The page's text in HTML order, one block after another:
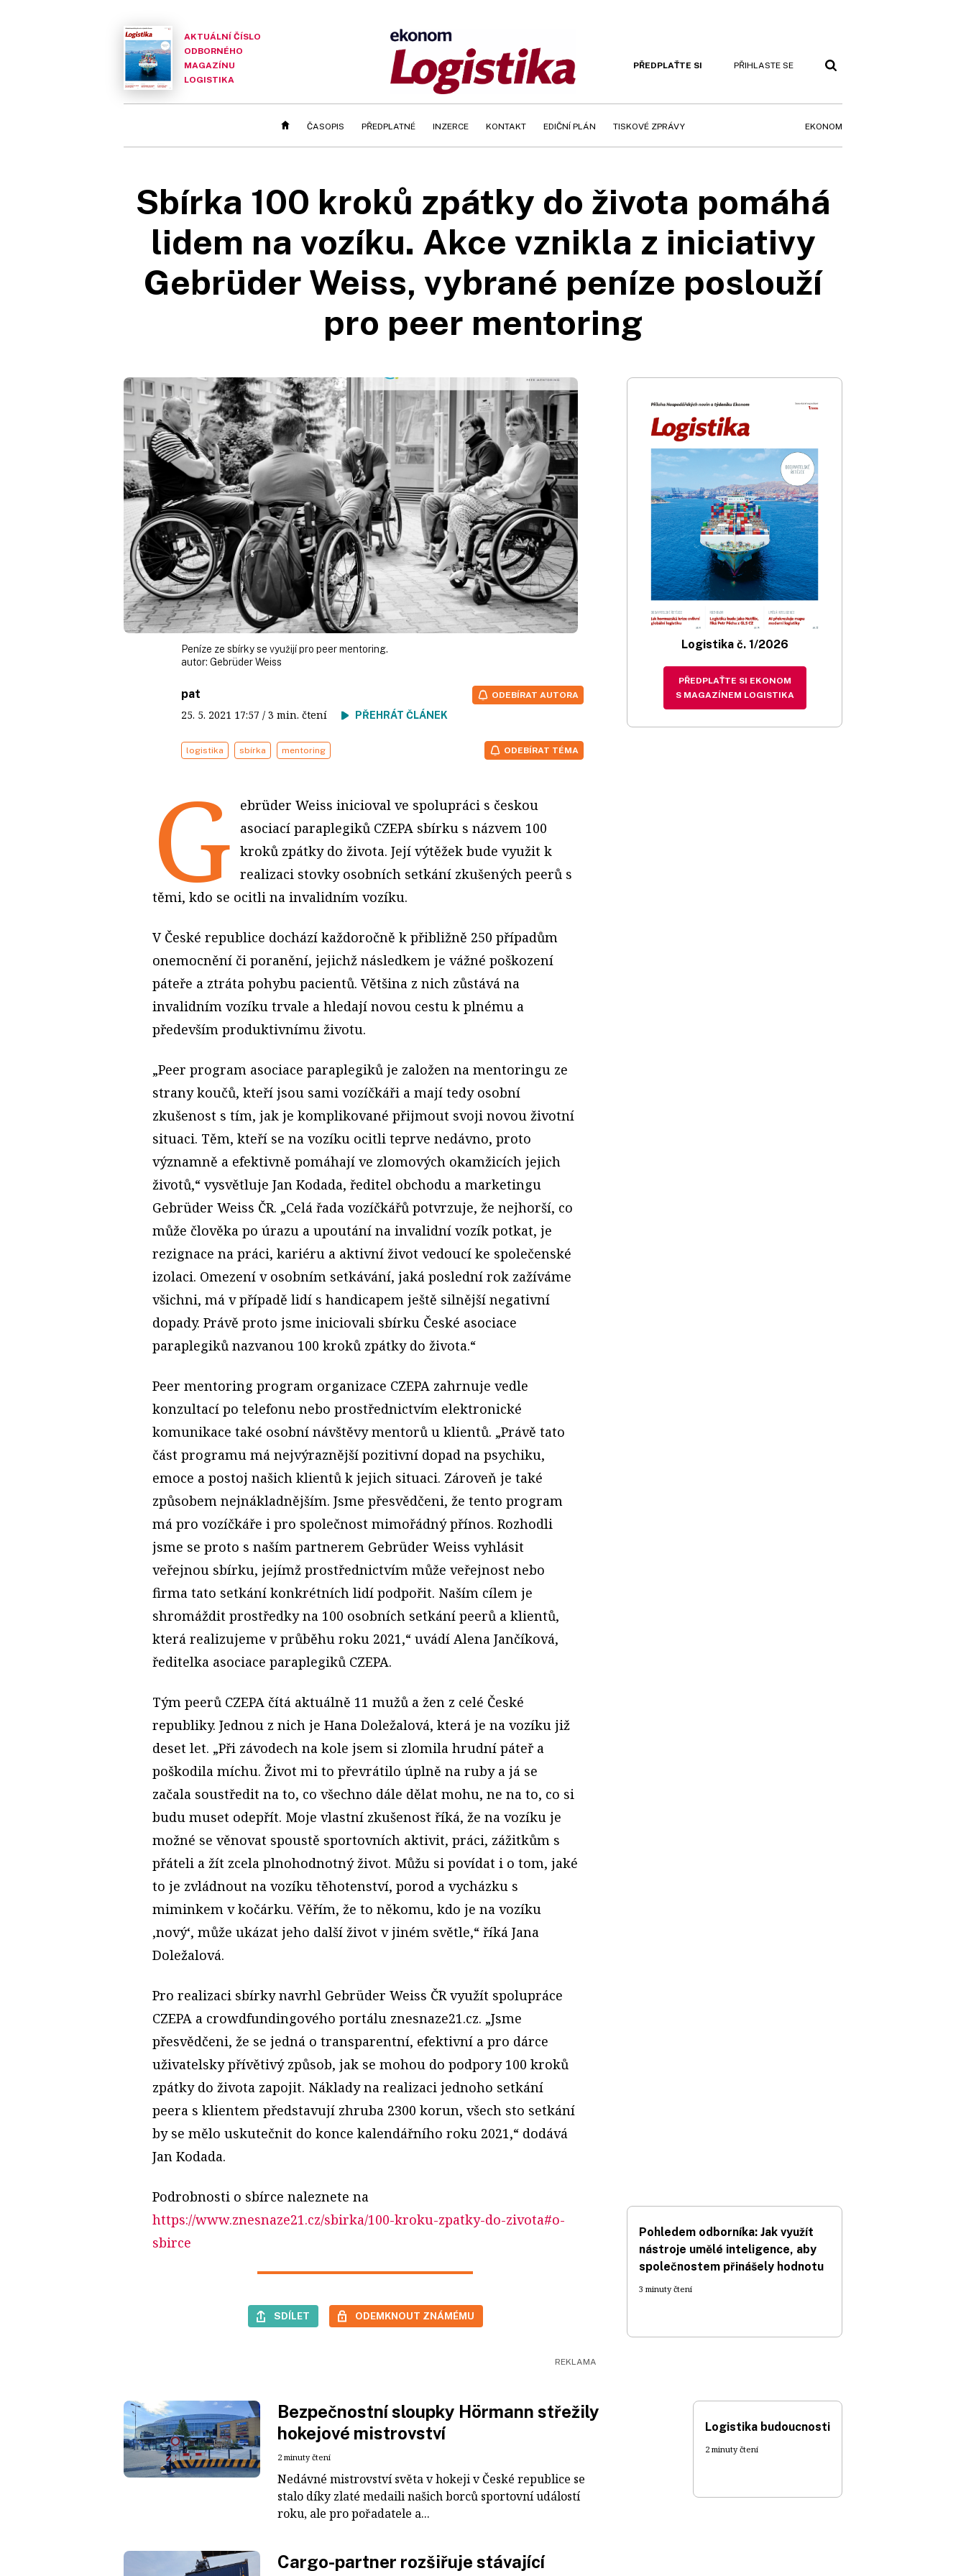
AKTUÁLNÍ ČÍSLO
ODBORNÉHO
MAGAZÍNU
LOGISTIKA
PŘEDPLAŤTE SI PŘIHLASTE SE
ČASOPIS PŘEDPLATNÉ INZERCE KONTAKT EDIČNÍ PLÁN TISKOVÉ ZPRÁVY EKONOM
Sbírka 100 kroků zpátky do života pomáhá
lidem na vozíku. Akce vznikla z iniciativy
Gebrüder Weiss, vybrané peníze poslouží
pro peer mentoring
Peníze ze sbírky se využijí pro peer mentoring.
autor: Gebrüder Weiss
pat
25. 5. 2021 17:57 / 3 min. čtení PŘEHRÁT ČLÁNEK
ODEBÍRAT AUTORA
logistika sbírka mentoring ODEBÍRAT TÉMA
G
ebrüder Weiss inicioval ve spolupráci s českou
asociací paraplegiků CZEPA sbírku s názvem 100
kroků zpátky do života. Její výtěžek bude využit k
realizaci stovky osobních setkání zkušených peerů s
těmi, kdo se ocitli na invalidním vozíku.
V České republice dochází každoročně k přibližně 250 případům
onemocnění či poranění, jejichž následkem je vážné poškození
páteře a ztráta pohybu pacientů. Většina z nich zůstává na
invalidním vozíku trvale a hledají novou cestu k plnému a
především produktivnímu životu.
„Peer program asociace paraplegiků je založen na mentoringu ze
strany koučů, kteří jsou sami vozíčkáři a mají tedy osobní
zkušenost s tím, jak je komplikované přijmout svoji novou životní
situaci. Těm, kteří se na vozíku ocitli teprve nedávno, proto
významně a efektivně pomáhají ve zlomových okamžicích jejich
životů,“ vysvětluje Jan Kodada, ředitel obchodu a marketingu
Gebrüder Weiss ČR. „Celá řada vozíčkářů potvrzuje, že nejhorší, co
může člověka po úrazu a upoutání na invalidní vozík potkat, je
rezignace na práci, kariéru a aktivní život vedoucí ke společenské
izolaci. Omezení v osobním setkávání, jaká poslední rok zažíváme
všichni, má v případě lidí s handicapem ještě silnější negativní
dopady. Právě proto jsme iniciovali sbírku České asociace
paraplegiků nazvanou 100 kroků zpátky do života.“
Peer mentoring program organizace CZEPA zahrnuje vedle
konzultací po telefonu nebo prostřednictvím elektronické
komunikace také osobní návštěvy mentorů u klientů. „Právě tato
část programu má nejvýraznější pozitivní dopad na psychiku,
emoce a postoj našich klientů k jejich situaci. Zároveň je také
způsobem nejnákladnějším. Jsme přesvědčeni, že tento program
má pro vozíčkáře i pro společnost mimořádný přínos. Rozhodli
jsme se proto s naším partnerem Gebrüder Weiss vyhlásit
veřejnou sbírku, jejímž prostřednictvím může veřejnost nebo
firma tato setkání konkrétních lidí podpořit. Naším cílem je
shromáždit prostředky na 100 osobních setkání peerů a klientů,
která realizujeme v průběhu roku 2021,“ uvádí Alena Jančíková,
ředitelka asociace paraplegiků CZEPA.
Tým peerů CZEPA čítá aktuálně 11 mužů a žen z celé České
republiky. Jednou z nich je Hana Doležalová, která je na vozíku již
deset let. „Při závodech na kole jsem si zlomila hrudní páteř a
poškodila míchu. Život mi to převrátilo úplně na ruby a já se
začala soustředit na to, co všechno dále dělat mohu, ne na to, co si
budu muset odepřít. Moje vlastní zkušenost říká, že na vozíku je
možné se věnovat spoustě sportovních aktivit, práci, zážitkům s
přáteli a žít zcela plnohodnotný život. Můžu si povídat i o tom, jaké
to je zvládnout na vozíku těhotenství, porod a vycházku s
miminkem v kočárku. Věřím, že to někomu, kdo je na vozíku
‚nový‘, může ukázat jeho další život v jiném světle,“ říká Jana
Doležalová.
Pro realizaci sbírky navrhl Gebrüder Weiss ČR využít spolupráce
CZEPA a crowdfundingového portálu znesnaze21.cz. „Jsme
přesvědčeni, že se jedná o transparentní, efektivní a pro dárce
uživatelsky přívětivý způsob, jak se mohou do podpory 100 kroků
zpátky do života zapojit. Náklady na realizaci jednoho setkání
peera s klientem představují zhruba 2300 korun, všech sto setkání
by se mělo uskutečnit do konce kalendářního roku 2021,“ dodává
Jan Kodada.
Podrobnosti o sbírce naleznete na
https://www.znesnaze21.cz/sbirka/100-kroku-zpatky-do-zivota#o-
sbirce
SDÍLET ODEMKNOUT ZNÁMÉMU
Logistika č. 1/2026
PŘEDPLAŤTE SI EKONOM
S MAGAZÍNEM LOGISTIKA
Pohledem odborníka: Jak využít
nástroje umělé inteligence, aby
společnostem přinášely hodnotu
3 minuty čtení
Bezpečnostní sloupky Hörmann střežily
hokejové mistrovství
2 minuty čtení
Nedávné mistrovství světa v hokeji v České republice se
stalo díky zlaté medaili našich borců sportovní událostí
roku, ale pro pořadatele a...
Cargo-partner rozšiřuje stávající
Logistika budoucnosti
2 minuty čtení